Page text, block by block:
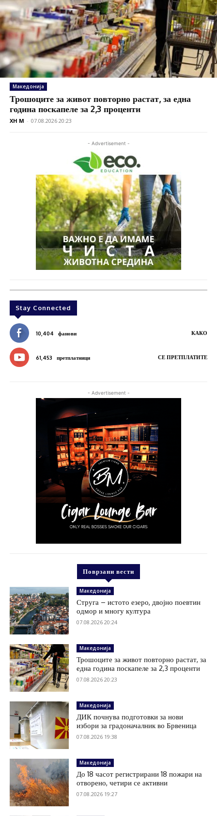
Македонија
Трошоците за живот повторно растат, за една
година поскапеле за 2,3 проценти
XH M - 07.08.2026 20:23
- Advertisement -
Stay Connected
10,404 фанови КАКО
61,453 претплатници СЕ ПРЕТПЛАТИТЕ
- Advertisement -
Поврзани вести
Македонија
Струга – истото езеро, двојно поевтин
одмор и многу култура
07.08.2026 20:24
Македонија
Трошоците за живот повторно растат, за
една година поскапеле за 2,3 проценти
07.08.2026 20:23
Македонија
ДИК почнува подготовки за нови
избори за градоначалник во Брвеница
07.08.2026 19:38
Македонија
До 18 часот регистрирани 18 пожари на
отворено, четири се активни
07.08.2026 19:27